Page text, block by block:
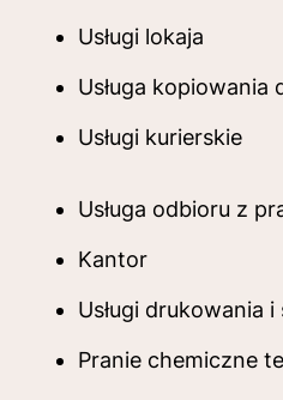
Usługi lokaja
Usługa kopiowania
Usługi kurierskie
Usługa odbioru z
Kantor
Usługi drukowania
Pranie chemiczne